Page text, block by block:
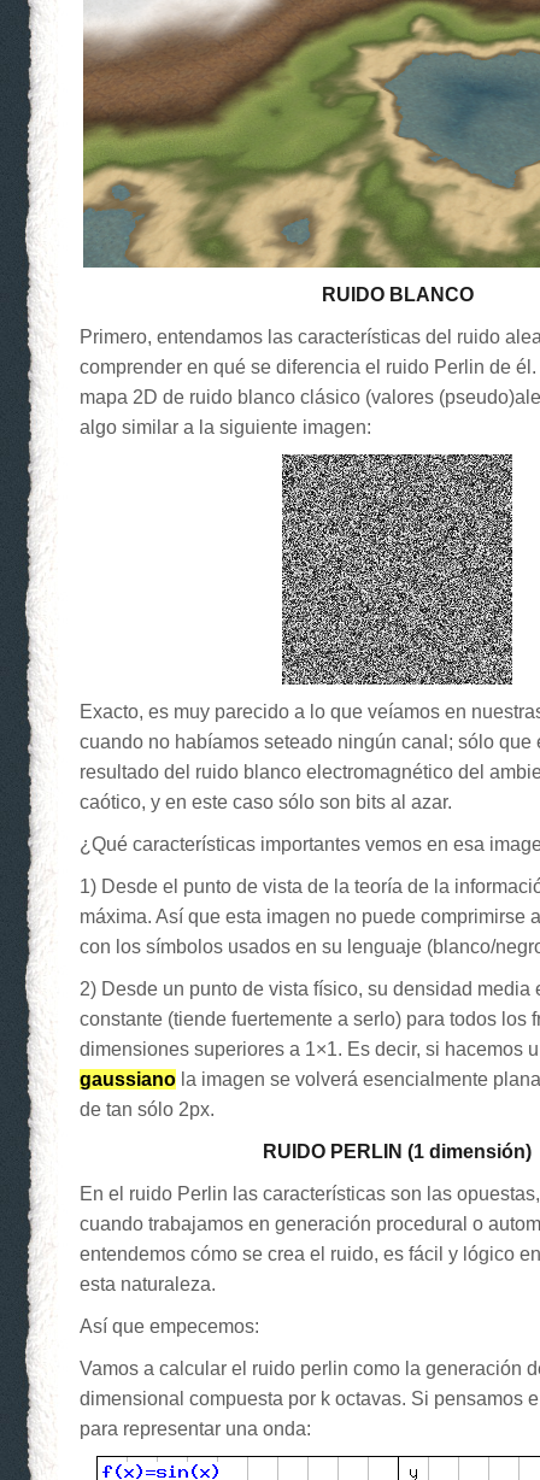
RUIDO BLANCO
Primero, entendamos las características del ruido
comprender en qué se diferencia el ruido Perlin de
mapa 2D de ruido blanco clásico (valores
algo similar a la siguiente imagen:
Exacto, es muy parecido a lo que veíamos en
cuando no habíamos seteado ningún canal; sólo que
resultado del ruido blanco electromagnético del
caótico, y en este caso sólo son bits al azar.
¿Qué características importantes vemos en esa
1) Desde el punto de vista de la teoría de la
máxima. Así que esta imagen no puede comprimirse
con los símbolos usados en su lenguaje (blanco/
2) Desde un punto de vista físico, su densidad media
constante (tiende fuertemente a serlo) para todos los
dimensiones superiores a 1×1. Es decir, si hacemos
gaussiano la imagen se volverá esencialmente
de tan sólo 2px.
RUIDO PERLIN (1 dimensión)
En el ruido Perlin las características son las
cuando trabajamos en generación procedural o
entendemos cómo se crea el ruido, es fácil y lógico
esta naturaleza.
Así que empecemos:
Vamos a calcular el ruido perlin como la generación
dimensional compuesta por k octavas. Si pensamos
para representar una onda: